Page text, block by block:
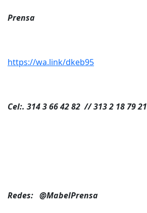
Prensa
https://wa.link/dkeb95
Cel:. 314 3 66 42 82 //313 2 18 79 21
Redes: @MabelPrensa